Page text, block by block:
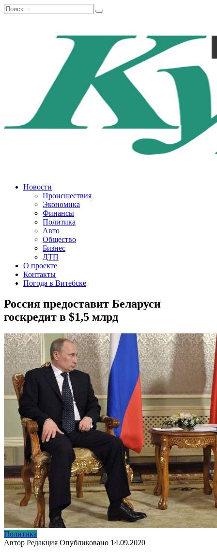
Перейти
к
Search
for:
Новости
Происшествия
Экономика
Финансы
Политика
Авто
Общество
Бизнес
ДТП
О проекте
Контакты
Погода в Витебске
Россия предоставит Беларуси
госкредит в $1,5 млрд
Политика
Автор Редакция Опубликовано 14.09.2020